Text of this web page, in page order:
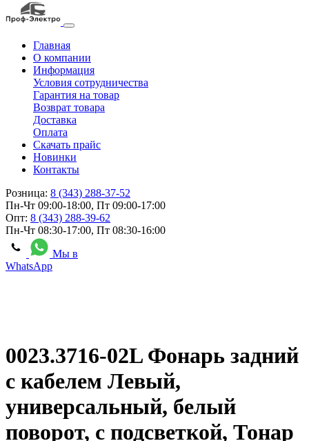
Главная
О компании
Информация
Условия сотрудничества
Гарантия на товар
Возврат товара
Доставка
Оплата
Скачать прайс
Новинки
Контакты
Розница: 8 (343) 288-37-52
Пн-Чт 09:00-18:00, Пт 09:00-17:00
Опт: 8 (343) 288-39-62
Пн-Чт 08:30-17:00, Пт 08:30-16:00
Мы в
WhatsApp
0023.3716-02L Фонарь задний
с кабелем Левый,
универсальный, белый
поворот, с подсветкой, Тонар